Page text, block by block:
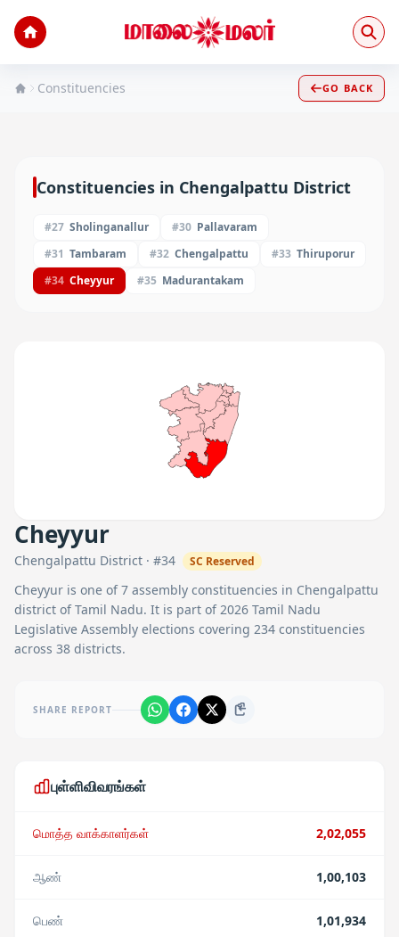
Constituencies GO BACK
Constituencies in Chengalpattu District
#27 Sholinganallur #30 Pallavaram
#31 Tambaram #32 Chengalpattu #33 Thiruporur
#34 Cheyyur #35 Madurantakam
Cheyyur
Chengalpattu District · #34 SC Reserved
Cheyyur is one of7 assembly constituencies in Chengalpattu
district of Tamil Nadu. It is part of 2026 Tamil Nadu
Legislative Assembly elections covering 234 constituencies
across 38 districts.
SHARE REPORT
புள்ளிவிவரங்கள்
மொத்த வாக்காளர்கள் 2,02,055
ஆண் 1,00,103
பெண் 1,01,934